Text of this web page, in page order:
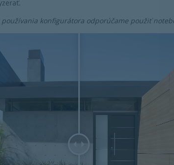
konfigurátora odporúčame použiť